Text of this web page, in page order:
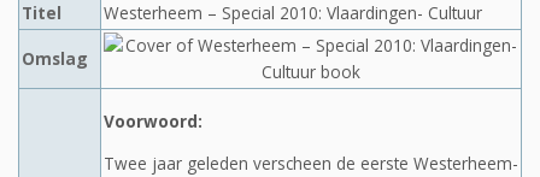
Titel
Westerheem – Special 2010: Vlaardingen- Cultuur
Omslag
Voorwoord:
Twee jaar geleden verscheen de eerste Westerheem-